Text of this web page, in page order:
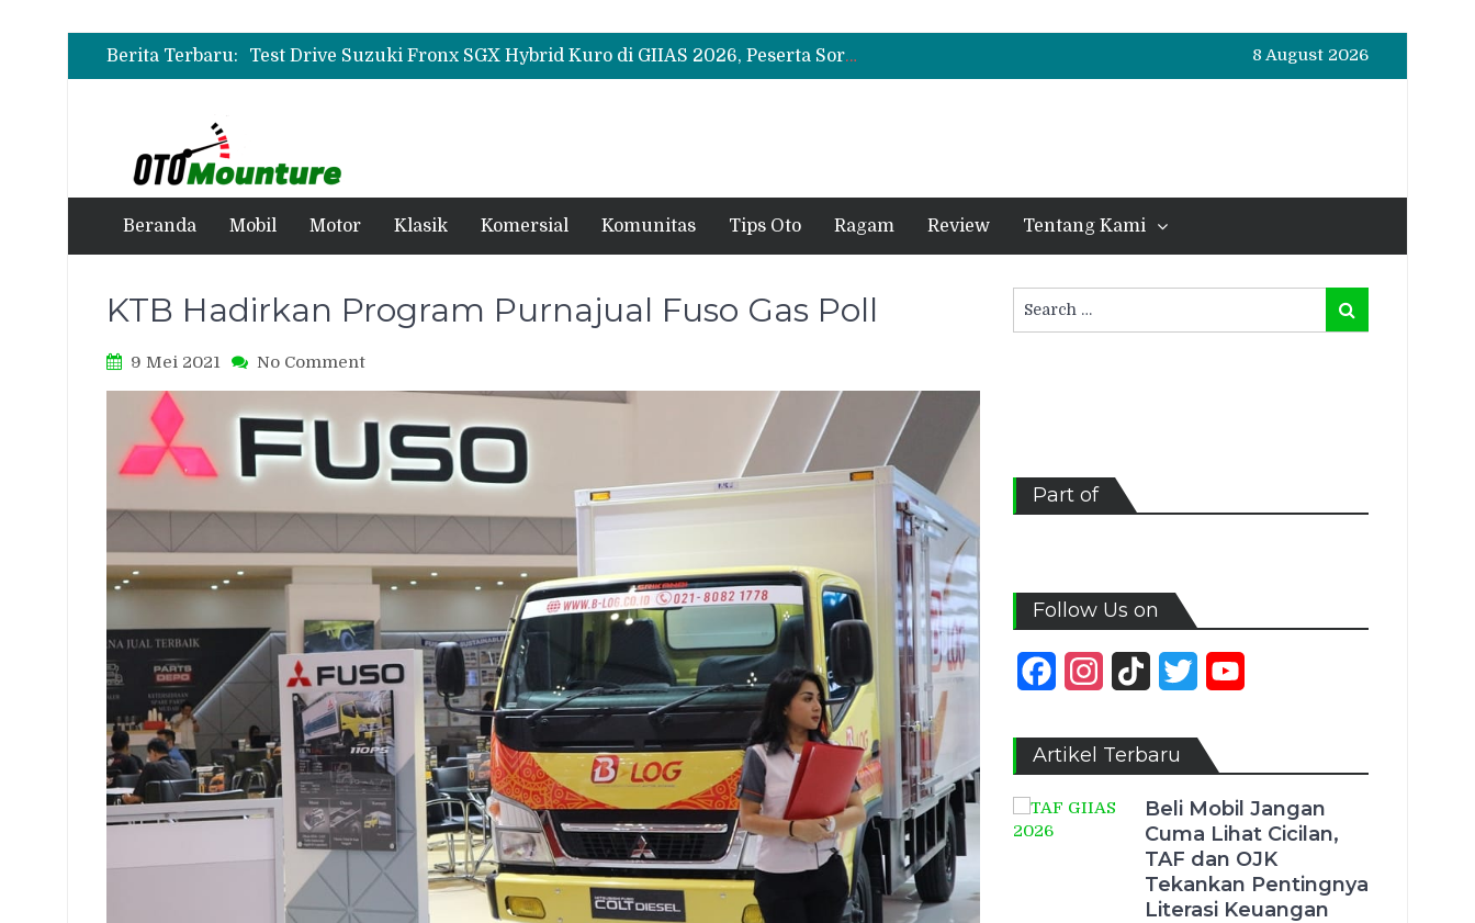
Berita Terbaru:
Beli Mobil Jangan Cuma Lihat Cicilan, TAF dan OJK Tekankan Pentingnya Literasi Keuangan
Test Drive Suzuki Fronx SGX Hybrid Kuro di GIIAS 2026, Peserta Soroti Desain Sporty dan DVR
Leapmotor Mulai Perakitan Lokal di Indonesia, B10 dan C10 Jadi Model Perdana
8 August 2026
Beranda Mobil Motor Klasik Komersial Komunitas Tips Oto Ragam Review Tentang Kami
KTB Hadirkan Program Purnajual Fuso Gas Poll
9 Mei 2021 No Commenton
Program
Purnajual
Fuso
Poll
for:
Search
Part of
Follow Us on
FacebookInstagram
TikTok Twitter
Artikel Terbaru
Beli Mobil Jangan
Cuma Lihat Cicilan,
TAF dan OJK
Tekankan Pentingnya
Literasi Keuangan